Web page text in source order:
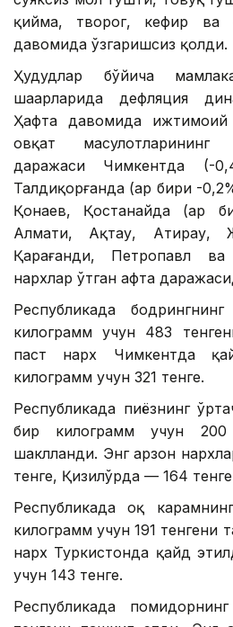
қийма, творог, кефир ва
давомида ўзгаришсиз қолди.
Ҳудудлар бўйича
шаҳарларида дефляция
Ҳафта давомида ижтимоий
овқат
даражаси Чимкентда (-
Талдиқорғанда (ҳар бири -
Қонаев, Қостанайда (ҳар
Алмати, Ақтау, Атирау,
Қарағанди, Петропавл ва
нархлар ўтган ҳафта
Республикада
килограмм учун 483
паст нарх Чимкентда
килограмм учун 321 тенге.
Республикада пиёзнинг
бир килограмм учун 200
шаклланди. Энг арзон
тенге, Қизилўрда — 164
Республикада оқ
килограмм учун 191 тенгени
нарх Туркистонда қайд
учун 143 тенге.
Республикада